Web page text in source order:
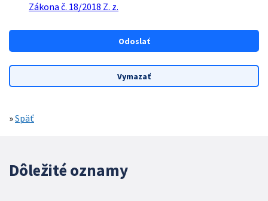
Zákona č. 18/2018 Z. z.
»Späť
Dôležité oznamy